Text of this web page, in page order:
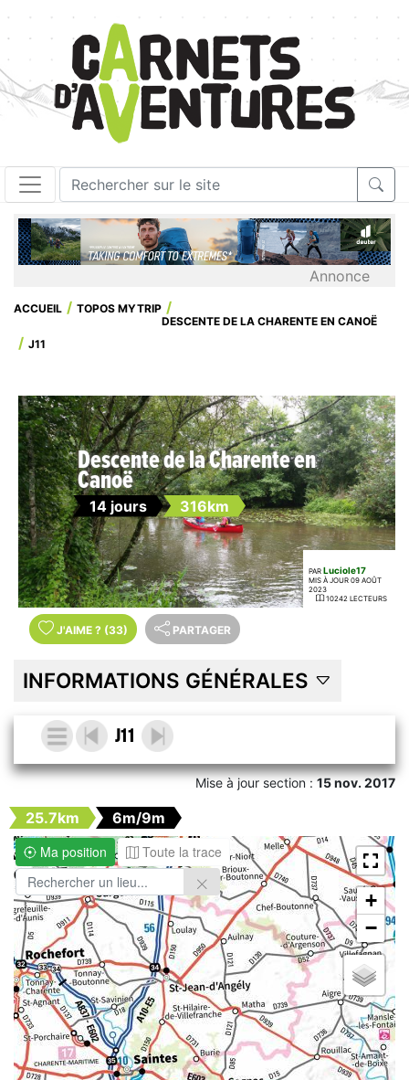
Annonce
ACCUEIL
TOPOS MYTRIP
DESCENTE DE LA CHARENTE EN CANOË
J11
Descente de la Charente en
Canoë
14 jours 316km
PAR Luciole17
MIS À JOUR 09 AOÛT
2023
10242 LECTEURS
J'AIME ? (33) PARTAGER
INFORMATIONS GÉNÉRALES
J11
Mise à jour section :15 nov. 2017
25.7km
6m/9m
Ma position
Toute la trace
+
−